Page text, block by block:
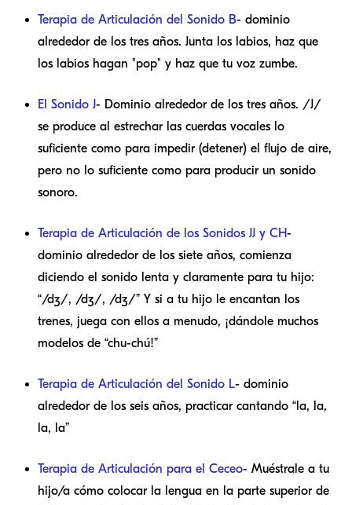
Terapia de Articulación del Sonido B- dominio
alrededor de los tres años. Junta los labios, haz que
los labios hagan "pop" y haz que tu voz zumbe.
El Sonido J- Dominio alrededor de los tres años. /J/
se produce al estrechar las cuerdas vocales lo
suficiente como para impedir (detener) el flujo de aire,
pero no lo suficiente como para producir un sonido
sonoro.
Terapia de Articulación de los Sonidos JJ y CH-
dominio alrededor de los siete años, comienza
diciendo el sonido lenta y claramente para tu hijo:
“/dʒ/, /dʒ/, /dʒ/” Y si a tu hijo le encantan los
trenes, juega con ellos a menudo, ¡dándole muchos
modelos de “chu-chú!”
Terapia de Articulación del Sonido L- dominio
alrededor de los seis años, practicar cantando “la, la,
la, la”
Terapia de Articulación para el Ceceo- Muéstrale a tu
hijo/a cómo colocar la lengua en la parte superior de